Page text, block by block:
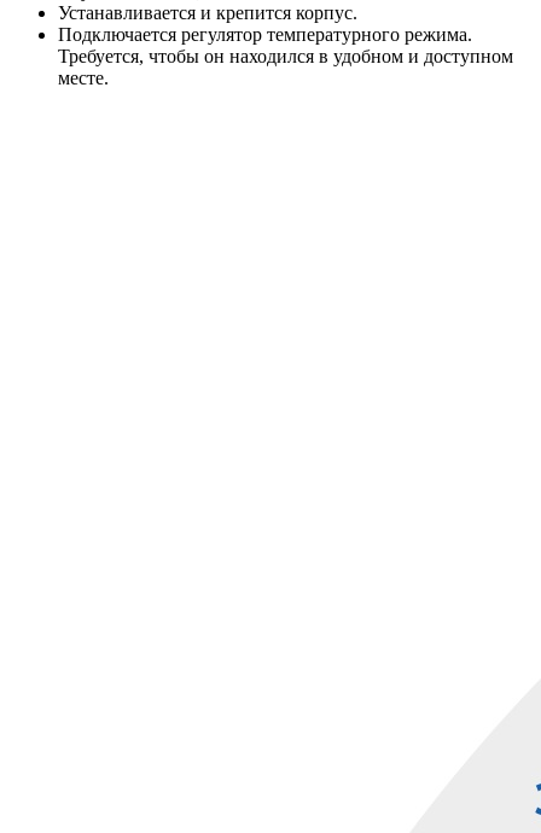
Устанавливается и крепится корпус.
Подключается регулятор температурного режима.
Требуется, чтобы он находился в удобном и доступном
месте.